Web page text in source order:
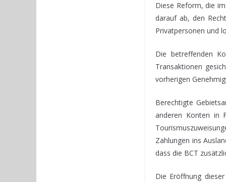
Diese Reform, die
darauf ab, den
Privatpersonen und
Die betreffenden
Transaktionen
vorherigen
Berechtigte
anderen Konten in
Zahlungen ins
dass die BCT
Die Eröffnung